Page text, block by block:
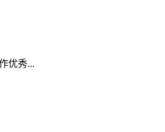
优秀...